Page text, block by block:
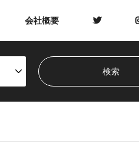
会社概要